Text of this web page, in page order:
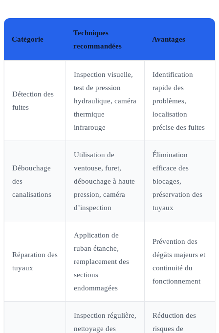
Catégorie
Techniques
recommandées
Avantages
Détection des
fuites
Inspection visuelle,
test de pression
hydraulique, caméra
thermique
infrarouge
Identification
rapide des
problèmes,
localisation
précise des fuites
Débouchage
des
canalisations
Utilisation de
ventouse, furet,
débouchage à haute
pression, caméra
d’inspection
Élimination
efficace des
blocages,
préservation des
tuyaux
Réparation des
tuyaux
Application de
ruban étanche,
remplacement des
sections
endommagées
Prévention des
dégâts majeurs et
continuité du
fonctionnement
Inspection régulière,
nettoyage des
Réduction des
risques de